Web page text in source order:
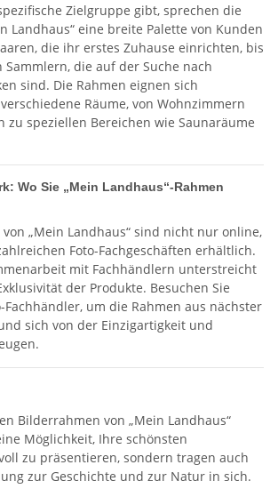
Zielgruppe gibt, sprechen die
Landhaus“ eine breite Palette von Kunden
die ihr erstes Zuhause einrichten, bis
die auf der Suche nach
sind. Die Rahmen eignen sich
Räume, von Wohnzimmern
zu speziellen Bereichen wie Saunaräume
Wo Sie „Mein Landhaus“-Rahmen
„Mein Landhaus“ sind nicht nur online,
Foto-Fachgeschäften erhältlich.
mit Fachhändlern unterstreicht
der Produkte. Besuchen Sie
Fachhändler, um die Rahmen aus nächster
sich von der Einzigartigkeit und
Bilderrahmen von „Mein Landhaus“
Möglichkeit, Ihre schönsten
zu präsentieren, sondern tragen auch
zur Geschichte und zur Natur in sich.